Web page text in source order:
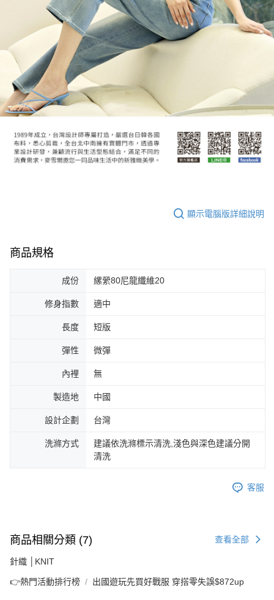
顯示電腦版詳細說明
商品規格
成份 縲縈80尼龍纖維20
修身指數 適中
長度 短版
彈性 微彈
內裡 無
製造地 中國
設計企劃 台灣
洗滌方式
建議依洗滌標示清洗,淺色與深色建議分開
清洗
客服
商品相關分類 (7) 查看全部
針織 │KNIT
👉熱門活動排行榜 出國遊玩先買好戰服 穿搭零失誤$872up